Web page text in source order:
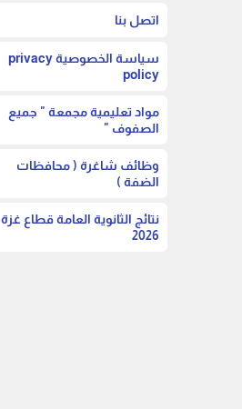
اتصل بنا
سياسة الخصوصية privacy
policy
مواد تعليمية مجمعة " جميع
الصفوف "
وظائف شاغرة ( محافظات
الضفة )
نتائج الثانوية العامة قطاع غزة
2026